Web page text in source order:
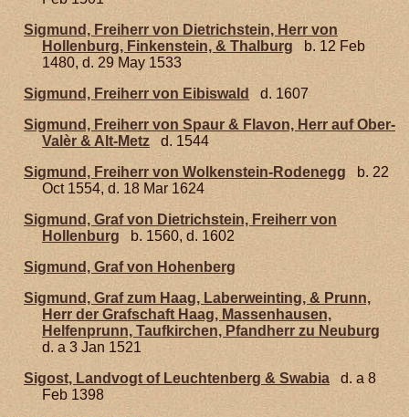
Sigmund, Freiherr von Dietrichstein, Herr von
Hollenburg, Finkenstein, & Thalburg
b. 12 Feb
1480, d. 29 May 1533
Sigmund, Freiherr von Eibiswald
d. 1607
Sigmund, Freiherr von Spaur & Flavon, Herr auf Ober-
Valèr & Alt-Metz
d. 1544
Sigmund, Freiherr von Wolkenstein-Rodenegg
b. 22
Oct 1554, d. 18 Mar 1624
Sigmund, Graf von Dietrichstein, Freiherr von
Hollenburg
b. 1560, d. 1602
Sigmund, Graf von Hohenberg
Sigmund, Graf zum Haag, Laberweinting, & Prunn,
Herr der Grafschaft Haag, Massenhausen,
Helfenprunn, Taufkirchen, Pfandherr zu Neuburg
d. a 3 Jan 1521
Sigost, Landvogt of Leuchtenberg & Swabia
d. a 8
Feb 1398